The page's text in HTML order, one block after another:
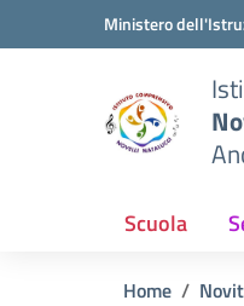
Vai ai contenuti
Vai al menu di navigazione
Ministero
Scuola
Home